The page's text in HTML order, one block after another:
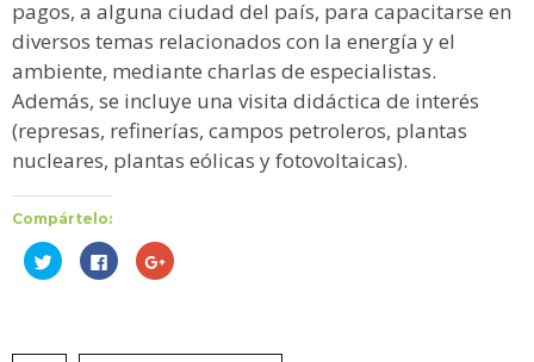
pagos, a alguna ciudad del país, para capacitarse en
diversos temas relacionados con la energía y el
ambiente, mediante charlas de especialistas.
Además, se incluye una visita didáctica de interés
(represas, refinerías, campos petroleros, plantas
nucleares, plantas eólicas y fotovoltaicas).
Compártelo:
Haz
clic
abre
Haz
clic
abre
Haz
clic
abre